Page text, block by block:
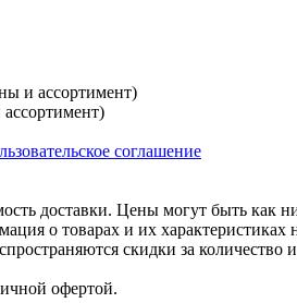
соглашение
доставки. Цены могут быть как
о товарах и их
скидки за количество
офертой.